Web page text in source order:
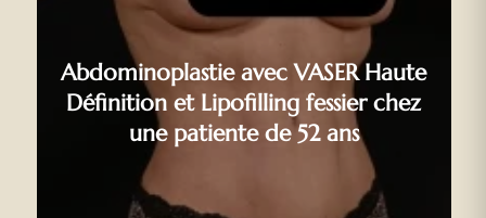
Abdominoplastie avec VASER Haute
Définition et Lipofilling fessier chez
une patiente de 52 ans